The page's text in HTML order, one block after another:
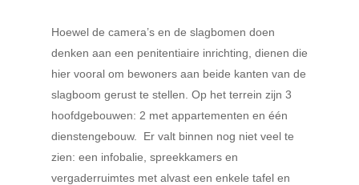
Hoewel de camera’s en de slagbomen doen
denken aan een penitentiaire inrichting, dienen die
hier vooral om bewoners aan beide kanten van de
slagboom gerust te stellen. Op het terrein zijn 3
hoofdgebouwen: 2 met appartementen en één
dienstengebouw.
Er valt binnen nog niet veel te
zien: een infobalie, spreekkamers en
vergaderruimtes met alvast een enkele tafel en